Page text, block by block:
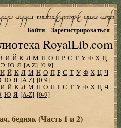
RoyalLib.com
Войти Зарегистрироваться
З И Й К Л М Н О П Р С Т У Ф Х Ц
Э Ю Я [A-Z] [0-9]
И Й К Л М Н О П Р С Т У Ф Х Ц Ч
Ю Я [A-Z] [0-9]
И Й К Л М Н О П Р С Т У Ф Х Ц Ч
Ю Я [A-Z] [0-9]
бедняк (Часть 1 и 2)